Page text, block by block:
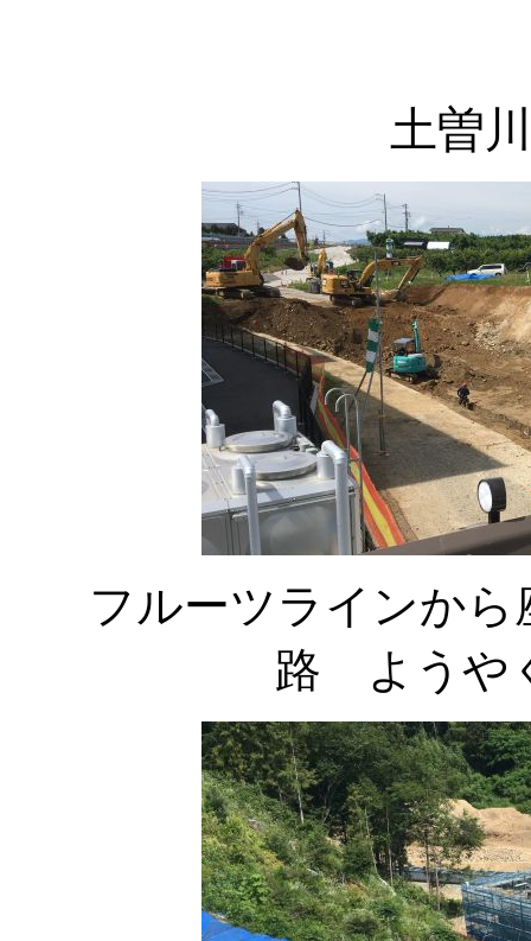
土曽
フルーツラインか
路 ようや